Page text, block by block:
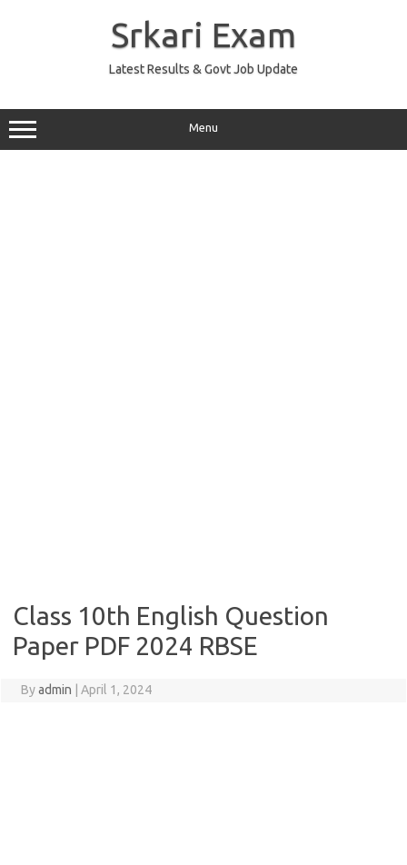
Srkari Exam
Latest Results & Govt Job Update
Menu
Class 10th English Question
Paper PDF 2024 RBSE
Byadmin April 1, 2024